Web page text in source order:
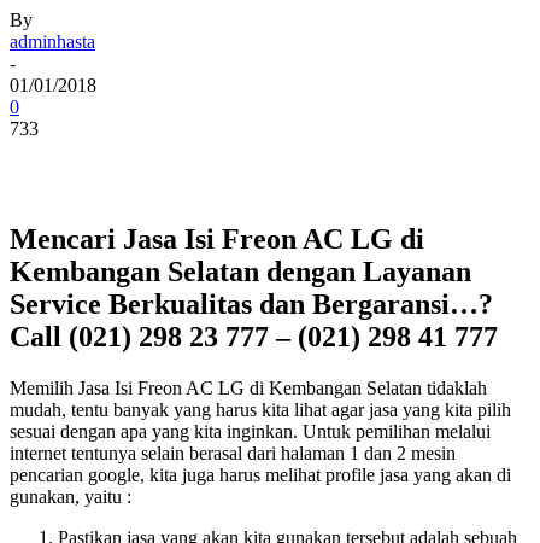
By
adminhasta
-
01/01/2018
0
733
Mencari Jasa Isi Freon AC LG di
Kembangan Selatan dengan Layanan
Service Berkualitas dan Bergaransi…?
Call (021) 298 23 777 – (021) 298 41 777
Memilih Jasa Isi Freon AC LG di Kembangan Selatan tidaklah
mudah, tentu banyak yang harus kita lihat agar jasa yang kita pilih
sesuai dengan apa yang kita inginkan. Untuk pemilihan melalui
internet tentunya selain berasal dari halaman 1 dan 2 mesin
pencarian google, kita juga harus melihat profile jasa yang akan di
gunakan, yaitu :
Pastikan jasa yang akan kita gunakan tersebut adalah sebuah